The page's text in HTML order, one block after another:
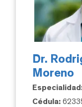
Dr.
Moreno
Cédula: